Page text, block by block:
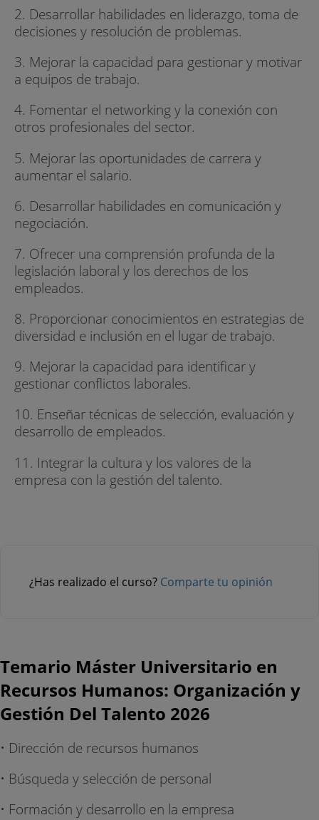
2. Desarrollar habilidades en liderazgo, toma de
decisiones y resolución de problemas.
3. Mejorar la capacidad para gestionar y motivar
a equipos de trabajo.
4. Fomentar el networking y la conexión con
otros profesionales del sector.
5. Mejorar las oportunidades de carrera y
aumentar el salario.
6. Desarrollar habilidades en comunicación y
negociación.
7. Ofrecer una comprensión profunda de la
legislación laboral y los derechos de los
empleados.
8. Proporcionar conocimientos en estrategias de
diversidad e inclusión en el lugar de trabajo.
9. Mejorar la capacidad para identificar y
gestionar conflictos laborales.
10. Enseñar técnicas de selección, evaluación y
desarrollo de empleados.
11. Integrar la cultura y los valores de la
empresa con la gestión del talento.
¿Has realizado el curso? Comparte tu opinión
Temario Máster Universitario en
Recursos Humanos: Organización y
Gestión Del Talento 2026
• Dirección de recursos humanos
• Búsqueda y selección de personal
• Formación y desarrollo en la empresa